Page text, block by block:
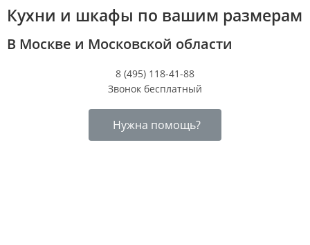
Кухни и шкафы по вашим размерам
В Москве и Московской области
8 (495) 118-41-88
Звонок бесплатный
Нужна помощь?